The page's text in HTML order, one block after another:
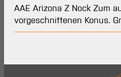
AAE Arizona Z Nock Zum
vorgeschnittenen Konus.